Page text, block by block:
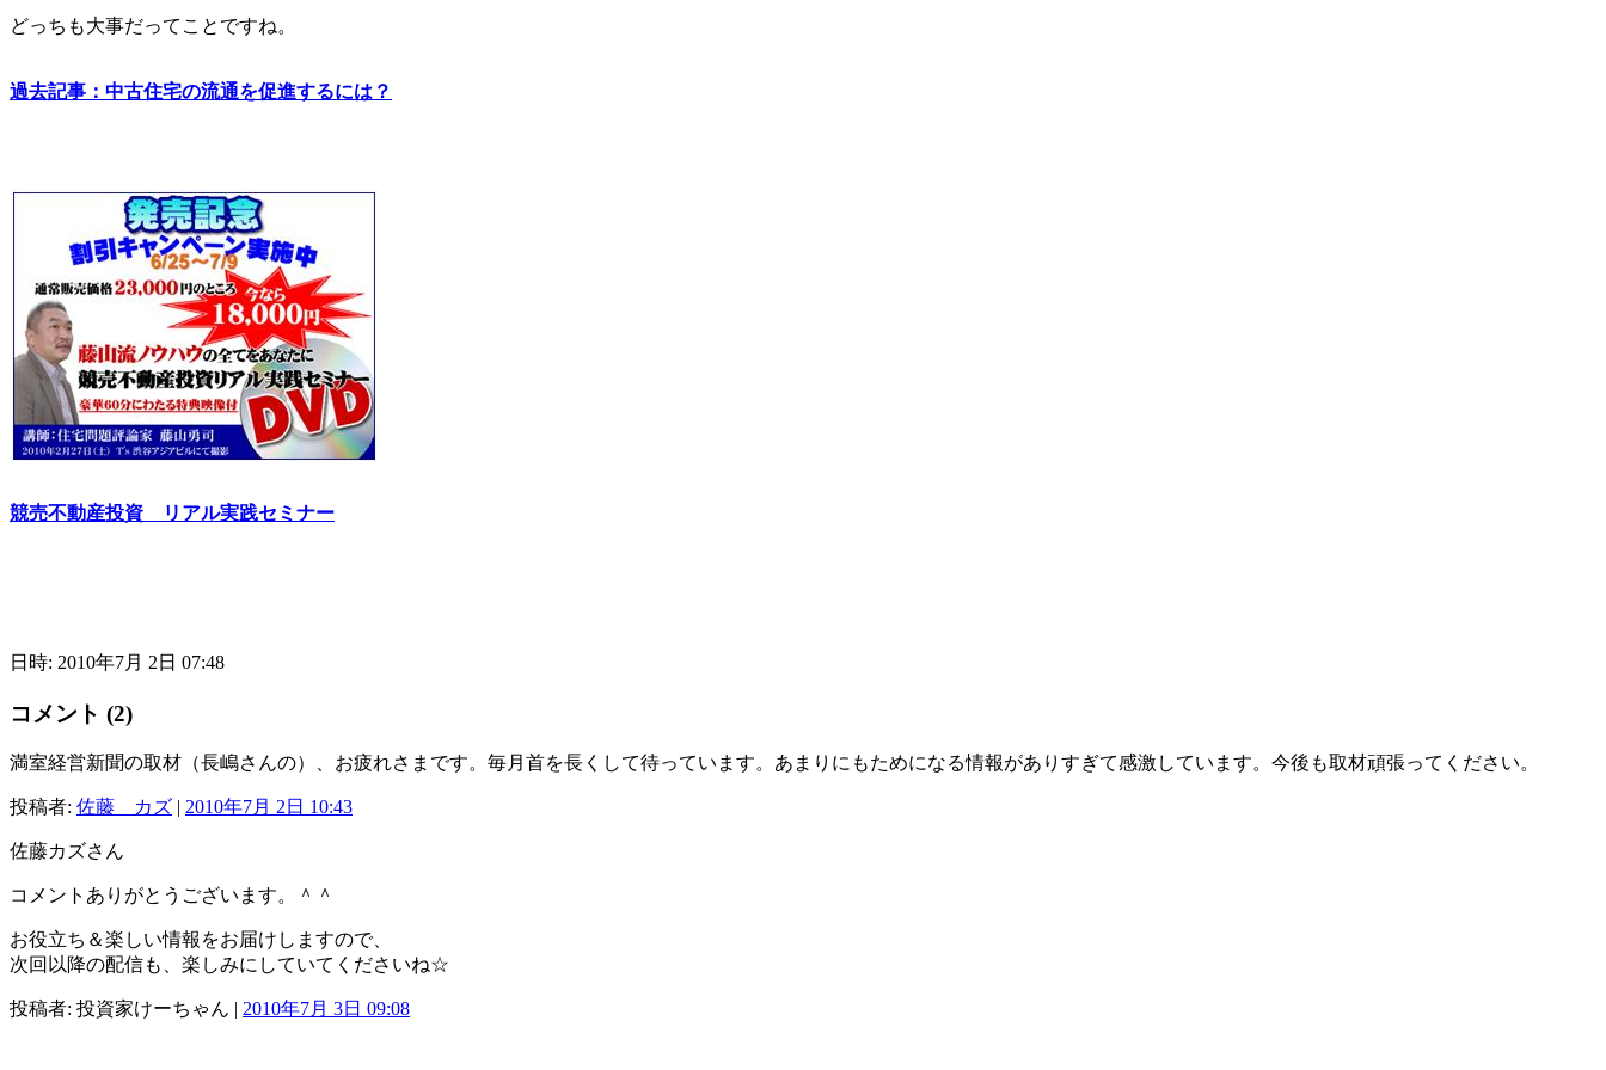
どっちも大事だってことですね。
過去記事：中古住宅の流通を促進するには？
競売不動産投資 リアル実践セミナー
日時: 2010年7月 2日 07:48
コメント (2)
満室経営新聞の取材（長嶋さんの）、お疲れさまです。毎月首を長くして待っています。あまりにもためになる情報がありすぎて感激しています。今後も取材頑張ってください。
投稿者: 佐藤 カズ | 2010年7月 2日 10:43
佐藤カズさん
コメントありがとうございます。＾＾
お役立ち＆楽しい情報をお届けしますので、
次回以降の配信も、楽しみにしていてくださいね☆
投稿者: 投資家けーちゃん | 2010年7月 3日 09:08